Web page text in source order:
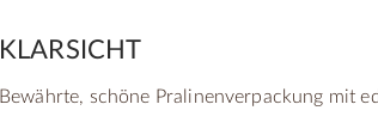
KLARSICHT
Bewährte, schöne Pralinenverpackung mit